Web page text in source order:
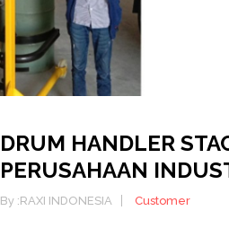
DRUM HANDLER
PERUSAHAAN
By :RAXI INDONESIA Customer